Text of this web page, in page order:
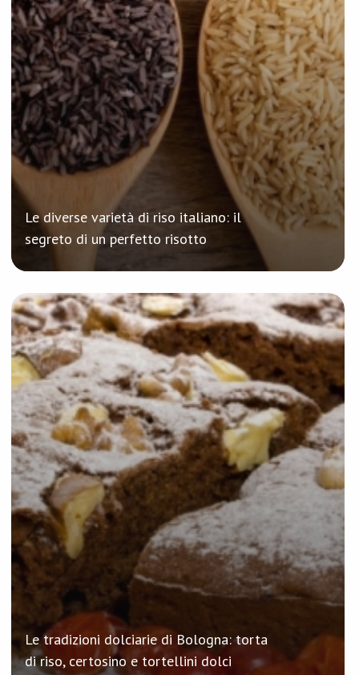
Le diverse varietà di riso italiano: il
segreto di un perfetto risotto
Le tradizioni dolciarie di Bologna: torta
di riso, certosino e tortellini dolci